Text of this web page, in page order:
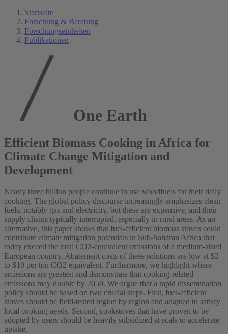
Startseite
Forschung & Beratung
Forschungseinheiten
Publikationen
One Earth
Efficient Biomass Cooking in Africa for
Climate Change Mitigation and
Development
Nearly three billion people continue to use woodfuels for their daily
cooking. The global policy discourse increasingly emphasizes clean
fuels, notably gas and electricity, but these are expensive, and their
supply chains typically interrupted, especially in rural areas. As an
alternative, this paper shows that fuel-efficient biomass stoves could
contribute climate mitigation potentials in Sub-Saharan Africa that
today exceed the total CO2-equivalent emissions of a medium-sized
European country. Abatement costs of these solutions are low at $2
to $10 per ton CO2 equivalent. Furthermore, we highlight where
emissions are greatest and demonstrate that cooking-related
emissions may double by 2050. We argue that a rapid dissemination
policy should be based on two crucial steps. First, fuel-efficient
stoves should be field-tested region by region and adapted to satisfy
local cooking needs. Second, cookstoves that have proven to be
adopted by users should be heavily subsidized at scale to accelerate
uptake.